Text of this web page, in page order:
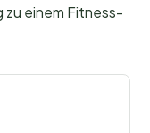
zu einem Fitness-